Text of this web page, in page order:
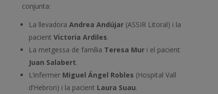
conjunta:
La llevadora Andrea Andújar(ASSIR Litoral) i la
pacient Victoria Ardiles.
La metgessa de família Teresa Muri el pacient
Juan Salabert.
L’infermer Miguel Ángel Robles (Hospital Vall
d’Hebron) i la pacient Laura Suau.